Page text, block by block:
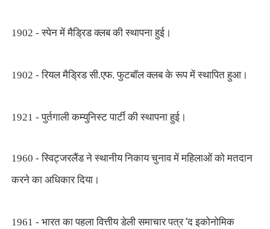
1902 - स्पेन में मैड्रिड क्लब की स्थापना हुई।
1902 - रियल मैड्रिड सी.एफ. फुटबॉल क्लब के रूप में स्थापित हुआ।
1921 - पुर्तगाली कम्युनिस्ट पार्टी की स्थापना हुई।
1960 - स्विट्जरलैंड ने स्थानीय निकाय चुनाव में महिलाओं को मतदान
करने का अधिकार दिया।
1961 - भारत का पहला वित्तीय डेली समाचार पत्र‘द इकोनोमिक